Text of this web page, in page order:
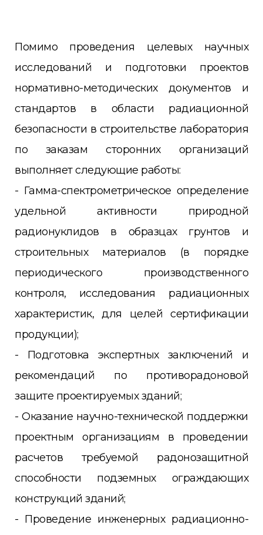
Помимо проведения целевых научных
исследований и подготовки проектов
нормативно-методических документов и
стандартов в области радиационной
безопасности в строительстве лаборатория
по заказам сторонних организаций
выполняет следующие работы:
- Гамма-спектрометрическое определение
удельной активности природной
радионуклидов в образцах грунтов и
строительных материалов (в порядке
периодического производственного
контроля, исследования радиационных
характеристик, для целей сертификации
продукции);
- Подготовка экспертных заключений и
рекомендаций по противорадоновой
защите проектируемых зданий;
- Оказание научно-технической поддержки
проектным организациям в проведении
расчетов требуемой радонозащитной
способности подземных ограждающих
конструкций зданий;
- Проведение инженерных радиационно-